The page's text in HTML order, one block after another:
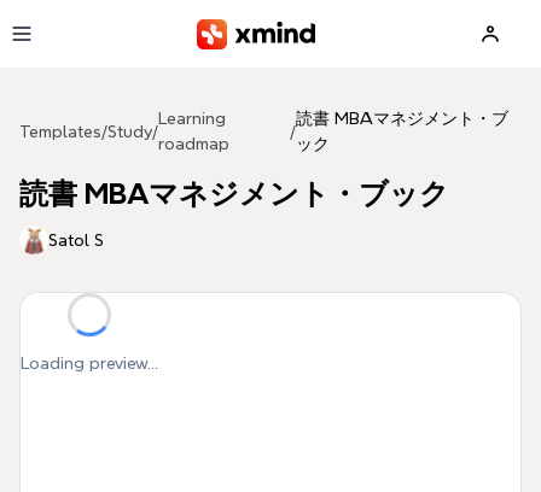
Templates/Study/
Learning
roadmap
/
読書 MBAマネジメント・ブ
ック
読書 MBAマネジメント・ブック
Satol S
Loading preview...